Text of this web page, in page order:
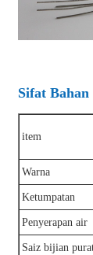
Sifat
item
Warna
Ketumpatan
Penyerapan air
Saiz bijian